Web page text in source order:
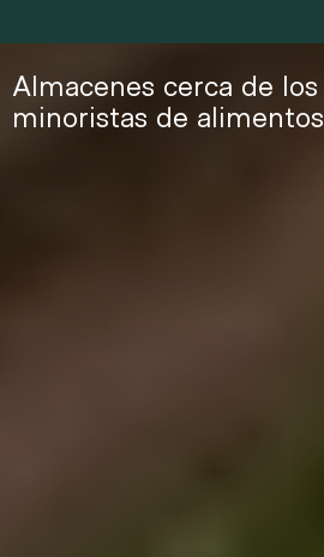
Almacenes cerca de los
minoristas de alimentos